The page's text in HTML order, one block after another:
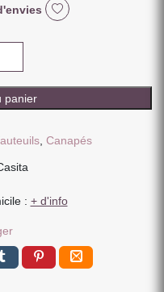
panier
, Canapés
: + d'info